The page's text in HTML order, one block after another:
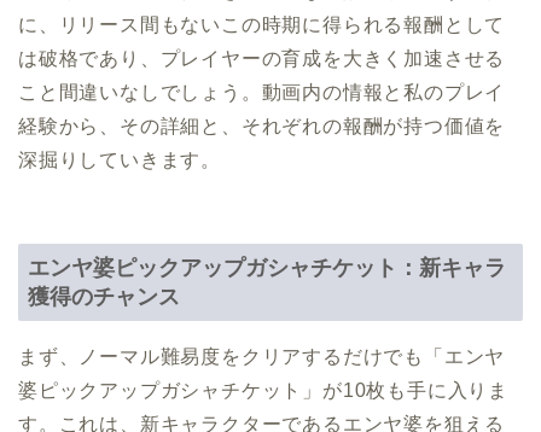
に、リリース間もないこの時期に得られる報酬として
は破格であり、プレイヤーの育成を大きく加速させる
こと間違いなしでしょう。動画内の情報と私のプレイ
経験から、その詳細と、それぞれの報酬が持つ価値を
深掘りしていきます。
エンヤ婆ピックアップガシャチケット：新キャラ
獲得のチャンス
まず、ノーマル難易度をクリアするだけでも「エンヤ
婆ピックアップガシャチケット」が10枚も手に入りま
す。これは、新キャラクターであるエンヤ婆を狙える